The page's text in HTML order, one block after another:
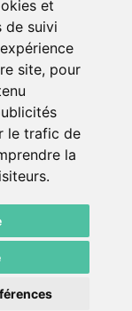
et
de suivi
site, pour
le trafic de
la